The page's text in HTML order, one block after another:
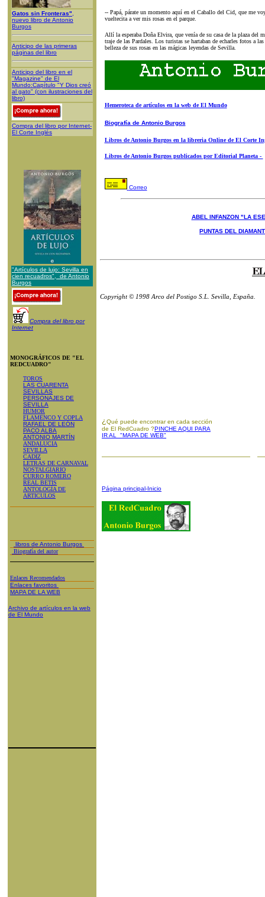
Gatos sin Fronteras"
nuevo libro de Antonio
Burgos
Anticipo de las primeras
páginas del libro
Anticipo del libro en el
"Magazine" de El
Mundo:Capítulo "Y Dios creó
al gato" (con ilustraciones del
libro)
Compra del libro por Internet-
El Corte Inglés
"Artículos de lujo: Sevilla en
cien recuadros", de Antonio
Burgos
Compra del libro por
Internet
MONOGRÁFICOS DE "EL
REDCUADRO"
TOROS
LAS CUARENTA
SEVILLAS
PERSONAJES DE
SEVILLA
HUMOR
FLAMENCO Y COPLA
RAFAEL DE LEÓN
PACO ALBA
ANTONIO MARTÍN
ANDALUCIA
SEVILLA
CADIZ
LETRAS DE CARNAVAL
NOSTALGIARIO
CURRO ROMERO
REAL BETIS
ANTOLOGÍA DE
ARTICULOS
libros de Antonio Burgos
Biografía del autor
Enlaces Recomendados
Enlaces favoritos
MAPA DE LA WEB
Archivo de artículos en la web
de El Mundo
-- Papá, párate un momento aquí en el Caballo del Cid, que me
vueltecita a ver mis rosas en el parque.
Allí la esperaba Doña Elvira, que venía de su casa de la plaza del
traje de las Pardales. Los turistas se hartaban de echarles fotos a
belleza de sus rosas en las mágicas leyendas de Sevilla.
Hemeroteca de artículos en la web de El Mundo
Biografía de Antonio Burgos
Libros de Antonio Burgos en la libreria Online de El Corte
Libros de Antonio Burgos publicados por Editorial Planeta -
Correo
ABEL INFANZON "LA
PUNTAS DEL
Copyright © 1998 Arco del Postigo S.L. Sevilla, España.
¿ Qué puede encontrar en cada sección
de El RedCuadro ?PINCHE AQUI PARA
IR AL "MAPA DE WEB"
Página principal-Inicio